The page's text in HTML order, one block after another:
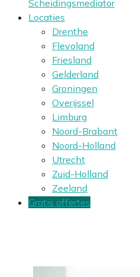
Scheidingsmediator
Locaties
Drenthe
Flevoland
Friesland
Gelderland
Groningen
Overijssel
Limburg
Noord-Brabant
Noord-Holland
Utrecht
Zuid-Holland
Zeeland
Gratis offertes